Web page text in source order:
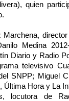
quien
Marchena,
Medina
Diario y Radio
televisivo
SNPP; Miguel
Última Hora y La
locutora de